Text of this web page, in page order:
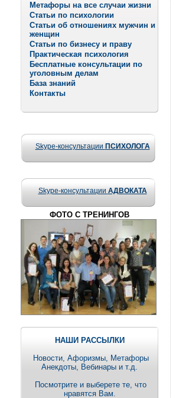
Метафоры на все случаи жизни
Статьи по психологии
Статьи об отношениях мужчин и
женщин
Статьи по бизнесу и праву
Практическая психология
Бесплатные консультации по
уголовным делам
База знаний
Контакты
Skype-консультации ПСИХОЛОГА
Skype-консультации АДВОКАТА
ФОТО С ТРЕНИНГОВ
НАШИ РАССЫЛКИ
Новости, Aфоризмы, Метафоры
Анекдоты, Вебинары и т.д.
Посмотрите и выберете те, что
нравятся Вам.